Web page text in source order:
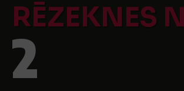
RĒZEKNES
2